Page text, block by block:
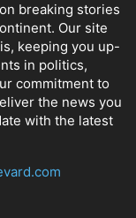
breaking stories
Our site
keeping you up-
in politics,
commitment to
the news you
with the latest